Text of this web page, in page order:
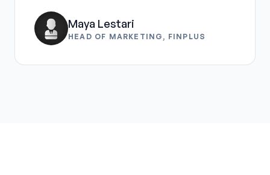
Maya Lestari
HEAD OF MARKETING, FINPLUS